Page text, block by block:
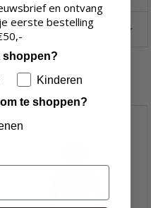
PRODUCTEN
en ontvang
eerste bestelling
shoppen?
Kinderen
te shoppen?